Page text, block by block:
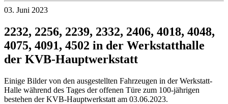
03. Juni 2023
2232, 2256, 2239, 2332, 2406, 4018, 4048,
4075, 4091, 4502 in der Werkstatthalle
der KVB-Hauptwerkstatt
Einige Bilder von den ausgestellten Fahrzeugen in der Werkstatt-
Halle während des Tages der offenen Türe zum 100-jährigen
bestehen der KVB-Hauptwerkstatt am 03.06.2023.